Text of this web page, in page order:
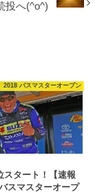
投へ(^o^)
2018 バスマスターオープン
スタート！【速報
スマスターオープ